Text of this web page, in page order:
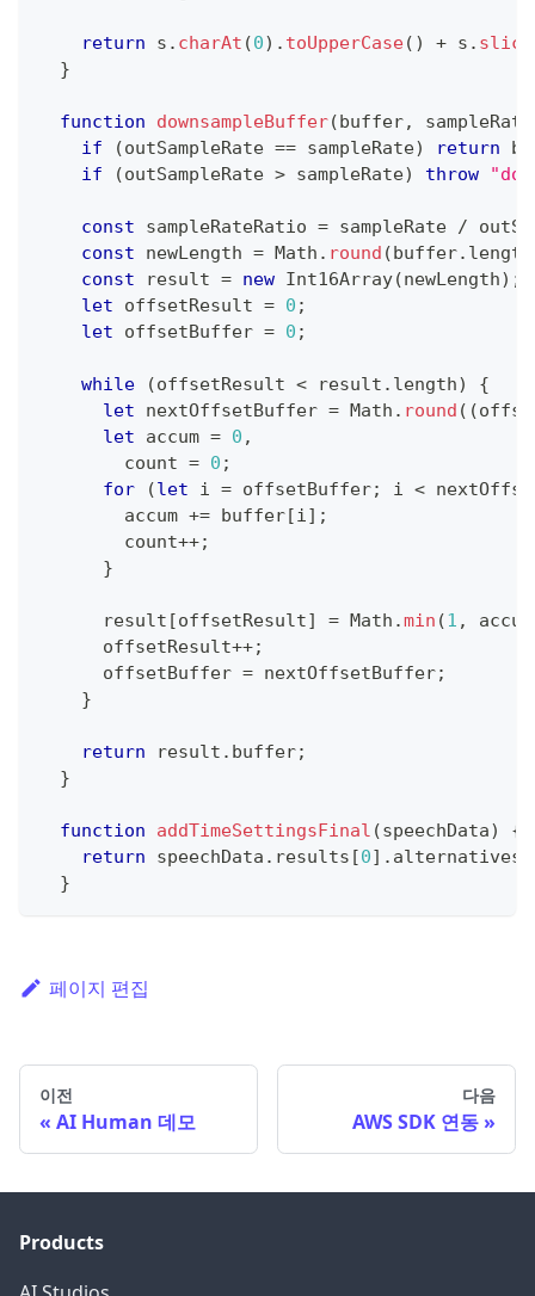
return s . charAt (0) . toUpperCase( ) + s . slice
}
function downsampleBuffer(buffer, sampleRate
if
(outSampleRate == sampleRate) return
if
(outSampleRate > sampleRate) throw
const sampleRateRatio = sampleRate /
const newLength = Math . round (buffer. length
const result = new Int16Array(newLength) ;
let offsetResult = 0 ;
let offsetBuffer = 0 ;
while (offsetResult < result . length)
{
let nextOffsetBuffer = Math . round ( (
let accum = 0 ,
        count
= 0 ;
for
(let i = offsetBuffer; i <
        accum
+= buffer[i] ;
        count
++;
}
      result
[offsetResult] = Math .min (1 ,
      offsetResult
++;
      offsetBuffer
= nextOffsetBuffer;
}
return result . buffer;
}
function addTimeSettingsFinal (speechData)
{
return speechData . results [0] . alternatives
}
페이지 편집
이전
AI Human 데모
다음
AWS SDK 연동
Products